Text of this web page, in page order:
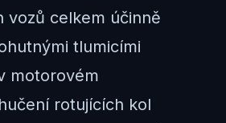
vozů celkem účinně
tlumicími
motorovém
rotujících kol